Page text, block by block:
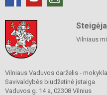
Vilniaus
Vilniaus Vaduvos darželis - mokykla
Savivaldybės biudžetinė įstaiga
Vaduvos g. 14 a, 02308 Vilnius